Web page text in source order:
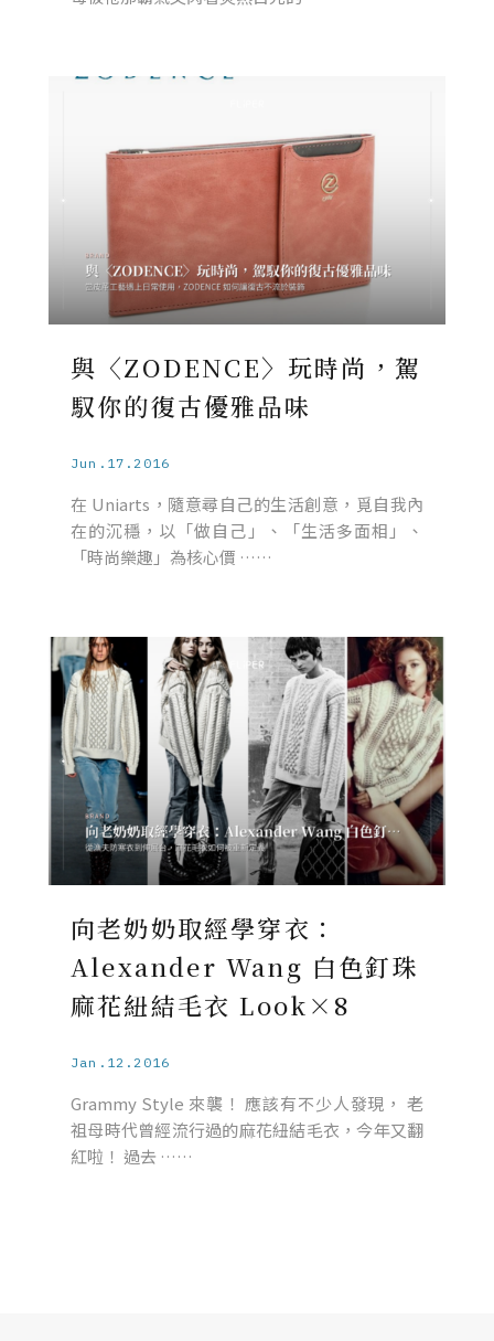
與〈ZODENCE〉玩時尚，駕
馭你的復古優雅品味
Jun.17.2016
在 Uniarts，隨意尋自己的生活創意，覓自我內
在的沉穩，以「做自己」、「生活多面相」、
「時尚樂趣」為核心價 ……
向老奶奶取經學穿衣：
Alexander Wang 白色釘珠
麻花紐結毛衣 Look×8
Jan.12.2016
Grammy Style 來襲！ 應該有不少人發現， 老
祖母時代曾經流行過的麻花紐結毛衣，今年又翻
紅啦！ 過去 ……